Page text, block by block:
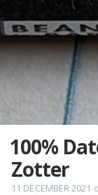
100%
Zotter
11 DECEMBER 2021